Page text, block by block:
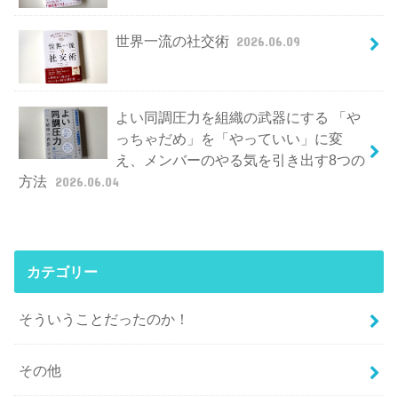
世界一流の社交術 2026.06.09
よい同調圧力を組織の武器にする 「や
っちゃだめ」を「やっていい」に変
え、メンバーのやる気を引き出す8つの
方法 2026.06.04
カテゴリー
そういうことだったのか！
その他